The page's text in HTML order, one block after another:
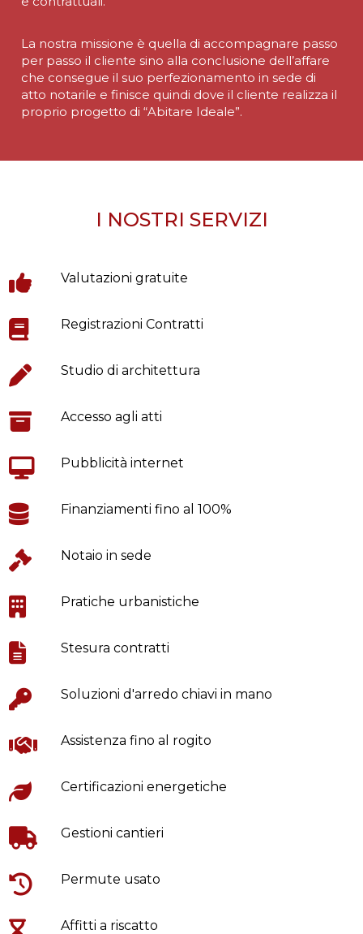
La nostra missione è quella di accompagnare passo
per passo il cliente sino alla conclusione dell’affare
che consegue il suo perfezionamento in sede di
atto notarile e finisce quindi dove il cliente realizza il
proprio progetto di “Abitare Ideale”.
I NOSTRI SERVIZI
Valutazioni gratuite
Registrazioni Contratti
Studio di architettura
Accesso agli atti
Pubblicità internet
Finanziamenti fino al 100%
Notaio in sede
Pratiche urbanistiche
Stesura contratti
Soluzioni d'arredo chiavi in mano
Assistenza fino al rogito
Certificazioni energetiche
Gestioni cantieri
Permute usato
Affitti a riscatto